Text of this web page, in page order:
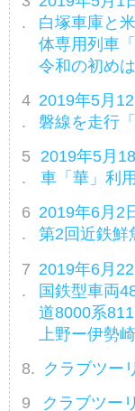
白塚車庫と
体専用列車
令和の初め
2019年5月
磐線を走行
2019年5月
車「華」利用
2019年6月2
第2回近鉄鮮
2019年6月
国鉄型車両
道8000系
上野ー伊勢
クラブツー
クラブツー